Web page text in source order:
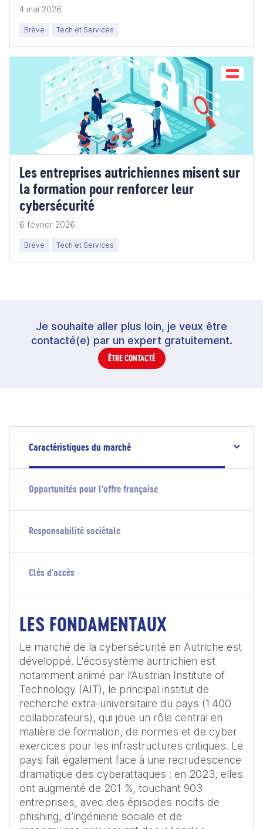
4 mai 2026
Brève Tech et Services
Les entreprises autrichiennes misent sur
la formation pour renforcer leur
cybersécurité
6 février 2026
Brève Tech et Services
Je souhaite aller plus loin, je veux être
contacté(e) par un expert gratuitement.
ÊTRE CONTACTÉ
Caractéristiques du marché
Opportunités pour l'offre française
Responsabilité sociétale
Clés d'accès
LES FONDAMENTAUX
Le marché de la cybersécurité en Autriche est
développé. L'écosystème aurtrichien est
notamment animé par l’Austrian Institute of
Technology (AIT), le principal institut de
recherche extra-universitaire du pays (1 400
collaborateurs), qui joue un rôle central en
matière de formation, de normes et de cyber
exercices pour les infrastructures critiques. Le
pays fait également face à une recrudescence
dramatique des cyberattaques : en 2023, elles
ont augmenté de 201 %, touchant 903
entreprises, avec des épisodes nocifs de
phishing, d’ingénierie sociale et de